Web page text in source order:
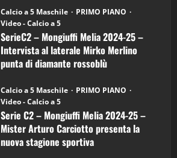
6)
–
Intervista
a
mister
Arturo
Carciotto
(Mongiuffi
Calcio a 5 Maschile
PRIMO PIANO
Video - Calcio a 5
SerieC2 – Mongiuffi Melia 2024-25 –
Intervista al laterale Mirko Merlino
punta di diamante rossoblù
Calcio a 5 Maschile
PRIMO PIANO
Video - Calcio a 5
Serie C2 – Mongiuffi Melia 2024-25 –
Mister Arturo Carciotto presenta la
nuova stagione sportiva
“SportEmpire” in Podcast: 27^ Puntata
(Martedi 14 Aprile 2026)
15/04/2026
“SportEmpire” in Podcast: 26^ Puntata
(Martedi 07 Aprile 2026)
08/04/2026